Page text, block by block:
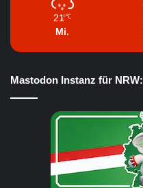
21 ℃
Mi.
Mastodon Instanz für NRW: